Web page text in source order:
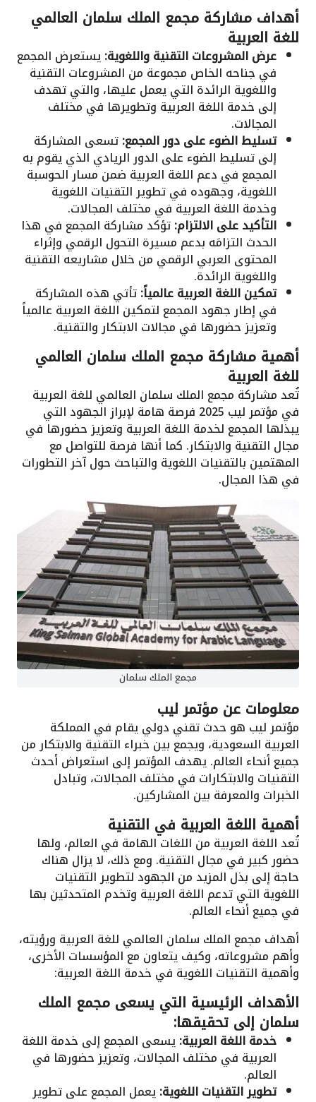
أهداف مشاركة مجمع الملك سلمان العالمي
للغة العربية
عرض المشروعات التقنية واللغوية:يستعرض المجمع
في جناحه الخاص مجموعة من المشروعات التقنية
واللغوية الرائدة التي يعمل عليها، والتي تهدف
إلى خدمة اللغة العربية وتطويرها في مختلف
المجالات.
تسليط الضوء على دور المجمع:تسعى المشاركة
إلى تسليط الضوء على الدور الريادي الذي يقوم به
المجمع في دعم اللغة العربية ضمن مسار الحوسبة
اللغوية، وجهوده في تطوير التقنيات اللغوية
وخدمة اللغة العربية في مختلف المجالات.
التأكيد على الالتزام:تؤكد مشاركة المجمع في هذا
الحدث التزامَه بدعم مسيرة التحول الرقمي وإثراء
المحتوى العربي الرقمي من خلال مشاريعه التقنية
واللغوية الرائدة.
تمكين اللغة العربية عالمياً:تأتي هذه المشاركة
في إطار جهود المجمع لتمكين اللغة العربية عالمياً
وتعزيز حضورها في مجالات الابتكار والتقنية.
أهمية مشاركة مجمع الملك سلمان العالمي
للغة العربية
تُعد مشاركة مجمع الملك سلمان العالمي للغة العربية
في مؤتمر ليب 2025 فرصة هامة لإبراز الجهود التي
يبذلها المجمع لخدمة اللغة العربية وتعزيز حضورها في
مجال التقنية والابتكار. كما أنها فرصة للتواصل مع
المهتمين بالتقنيات اللغوية والتباحث حول آخر التطورات
في هذا المجال.
مجمع الملك سلمان
معلومات عن مؤتمر ليب
مؤتمر ليب هو حدث تقني دولي يقام في المملكة
العربية السعودية، ويجمع بين خبراء التقنية والابتكار من
جميع أنحاء العالم. يهدف المؤتمر إلى استعراض أحدث
التقنيات والابتكارات في مختلف المجالات، وتبادل
الخبرات والمعرفة بين المشاركين.
أهمية اللغة العربية في التقنية
تُعد اللغة العربية من اللغات الهامة في العالم، ولها
حضور كبير في مجال التقنية. ومع ذلك، لا يزال هناك
حاجة إلى بذل المزيد من الجهود لتطوير التقنيات
اللغوية التي تدعم اللغة العربية وتخدم المتحدثين بها
في جميع أنحاء العالم.
أهداف مجمع الملك سلمان العالمي للغة العربية ورؤيته،
وأهم مشروعاته، وكيف يتعاون مع المؤسسات الأخرى،
وأهمية التقنيات اللغوية في خدمة اللغة العربية:
الأهداف الرئيسية التي يسعى مجمع الملك
سلمان إلى تحقيقها:
خدمة اللغة العربية:يسعى المجمع إلى خدمة اللغة
العربية في مختلف المجالات، وتعزيز حضورها في
العالم.
تطوير التقنيات اللغوية:يعمل المجمع على تطوير